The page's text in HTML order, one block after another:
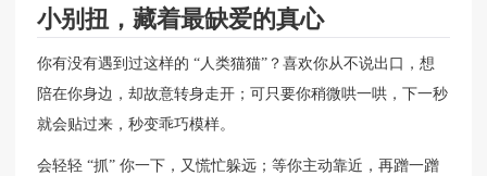
小别扭，藏着最缺爱的真心
你有没有遇到过这样的 “人类猫猫”？喜欢你从不说出口，想
陪在你身边，却故意转身走开；可只要你稍微哄一哄，下一秒
就会贴过来，秒变乖巧模样。
会轻轻 “抓” 你一下，又慌忙躲远；等你主动靠近，再蹭一蹭